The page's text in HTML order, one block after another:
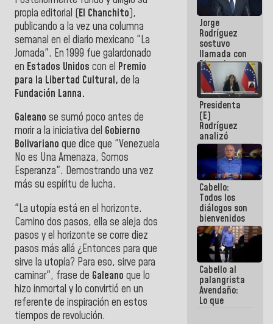
propia editorial (El Chanchito),
publicando a la vez una columna
semanal en el diario mexicano "La
Jornada". En 1999 fue galardonado
en Estados Unidos con el Premio
para la Libertad Cultural, de la
Fundación Lanna.
Galeano se sumó poco antes de
morir a la iniciativa del Gobierno
Bolivariano que dice que "Venezuela
No es Una Amenaza, Somos
Esperanza". Demostrando una vez
más su espíritu de lucha.
"La utopía está en el horizonte.
Camino dos pasos, ella se aleja dos
pasos y el horizonte se corre diez
pasos más allá ¿Entonces para que
sirve la utopía? Para eso, sirve para
caminar", frase de Galeano que lo
hizo inmortal y lo convirtió en un
referente de inspiración en estos
tiempos de revolución.
Venezuela"
a servidores
públicos
Jorge
Rodríguez
sostuvo
llamada con
Dinorah
Figuera y
acuerdan
primer
encuentro
presencial
para el
diálogo
Presidenta
(E)
Rodríguez
analizó
junto a
gobernadores
planes de
recuperación
del Sistema
Eléctrico
Nacional
Cabello:
Todos los
diálogos son
bienvenidos
siempre que
estén en el
marco de la
Constitución
de la
República
Cabello al
palangrista
Avendaño:
Lo que